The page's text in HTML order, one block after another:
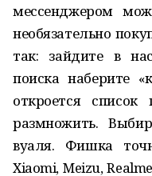
мессенджером
необязательно
так: зайдите в
поиска наберите
откроется
размножить.
вуаля. Фишка
Хiаоmi, Meizu,